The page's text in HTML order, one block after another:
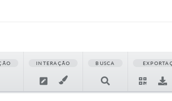
INTERAÇÃO BUSCA